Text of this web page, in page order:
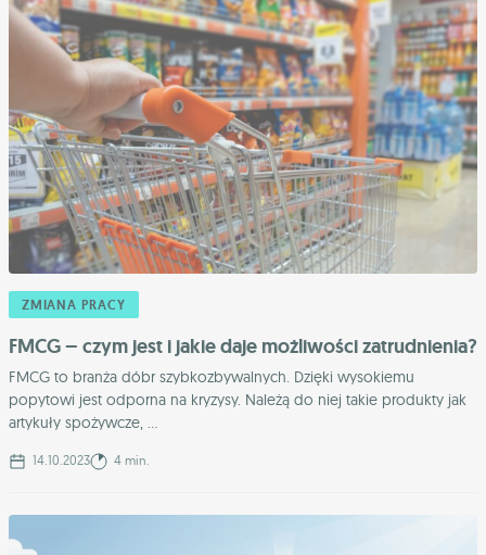
ZMIANA PRACY
FMCG – czym jest i jakie daje możliwości zatrudnienia?
FMCG to branża dóbr szybkozbywalnych. Dzięki wysokiemu
popytowi jest odporna na kryzysy. Należą do niej takie produkty jak
artykuły spożywcze, ...
14.10.2023 4 min.